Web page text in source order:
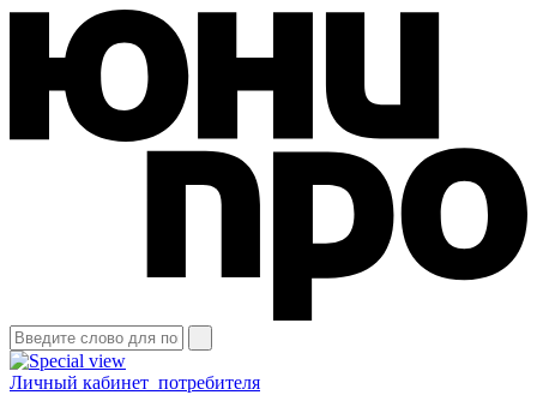
Личный кабинет потребителя